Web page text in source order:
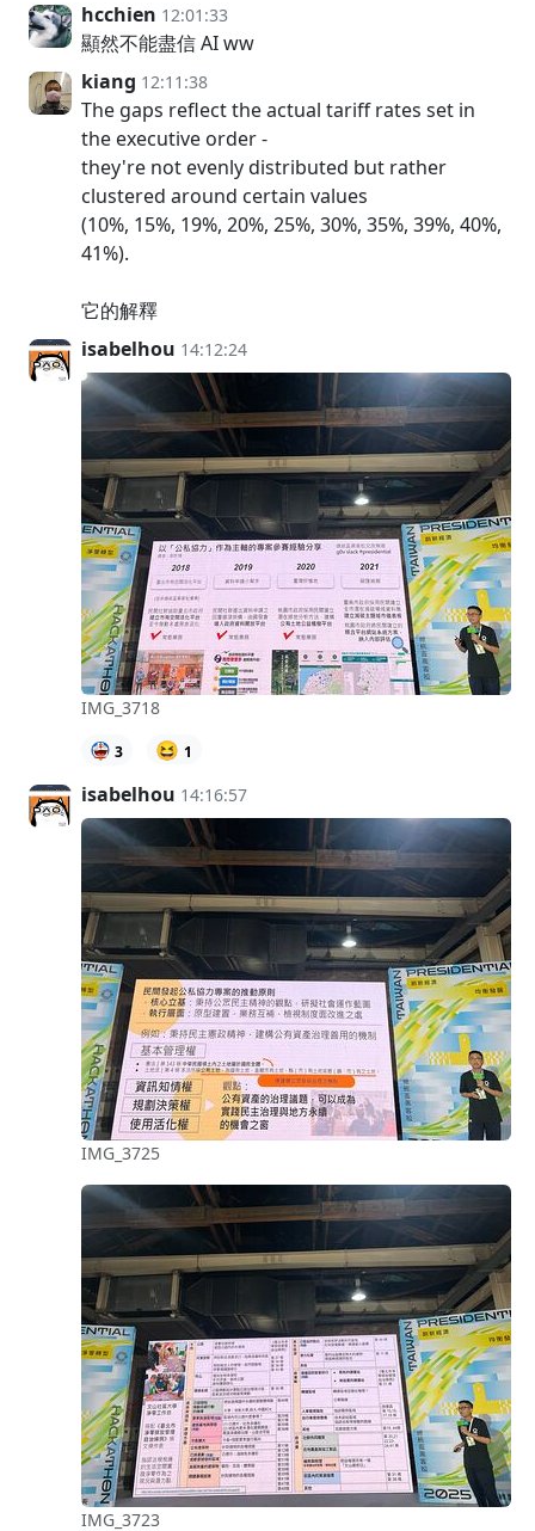
hcchien 12:01:33
顯然不能盡信 AI ww
kiang 12:11:38
The gaps reflect the actual tariff rates set in
the executive order -
they're not evenly distributed but rather
clustered around certain values
(10%, 15%, 19%, 20%, 25%, 30%, 35%, 39%, 40%,
41%).
它的解釋
isabelhou 14:12:24
IMG_3718
3 😆 1
isabelhou 14:16:57
IMG_3725
IMG_3723